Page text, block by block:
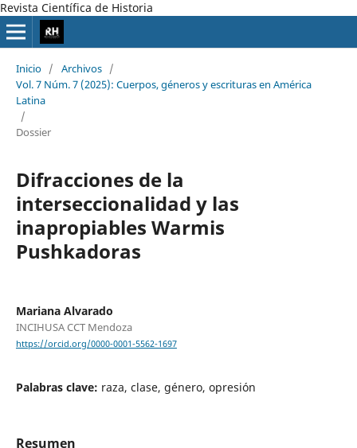
Revista Científica de Historia
Inicio / Archivos /
Vol. 7 Núm. 7 (2025): Cuerpos, géneros y escrituras en América
Latina
/
Dossier
Difracciones de la
interseccionalidad y las
inapropiables Warmis
Pushkadoras
Mariana Alvarado
INCIHUSA CCT Mendoza
https://orcid.org/0000-0001-5562-1697
Palabras clave: raza, clase, género, opresión
Resumen